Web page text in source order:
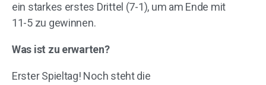
ein starkes erstes Drittel (7-1), um am Ende mit
11-5 zu gewinnen.
Was ist zu erwarten?
Erster Spieltag! Noch steht die